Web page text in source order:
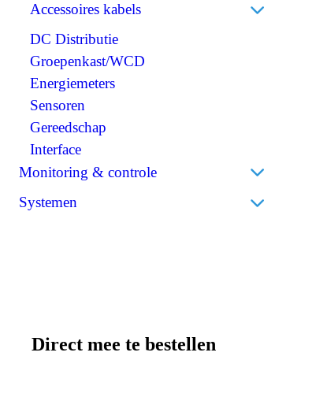
Accessoires kabels
Perskabelogen
Accuklemmen
Isolatiekappen
Stekkers
Krimpkousen
DC Distributie
Groepenkast/WCD
Energiemeters
Sensoren
Gereedschap
Interface
Monitoring & controle
Accumonitors
Systemen
Direct mee te bestellen